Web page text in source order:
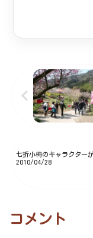
七折小梅のキャラクター
2010/04/28
コメント